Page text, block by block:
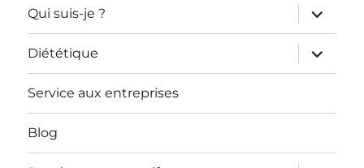
Qui suis-je ?
ouvrir
le
sous-
menu
Diététique
ouvrir
le
sous-
Service aux entreprises
Blog